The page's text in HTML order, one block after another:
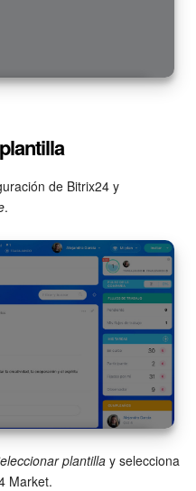
(archivo)
de Bitrix24 y
.
plantillay selecciona
Market.